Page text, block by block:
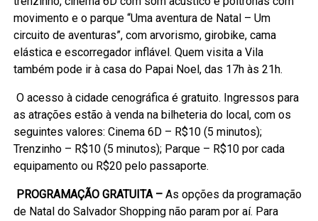
movimento e o parque “Uma aventura de Natal – Um
circuito de aventuras”, com arvorismo, girobike, cama
elástica e escorregador inflável. Quem visita a Vila
também pode ir à casa do Papai Noel, das 17h às 21h.
O acesso à cidade cenográfica é gratuito. Ingressos para
as atrações estão à venda na bilheteria do local, com os
seguintes valores: Cinema 6D – R$10 (5 minutos);
Trenzinho – R$10 (5 minutos); Parque – R$10 por cada
equipamento ou R$20 pelo passaporte.
PROGRAMAÇÃO GRATUITA – As opções da programação
de Natal do Salvador Shopping não param por aí. Para